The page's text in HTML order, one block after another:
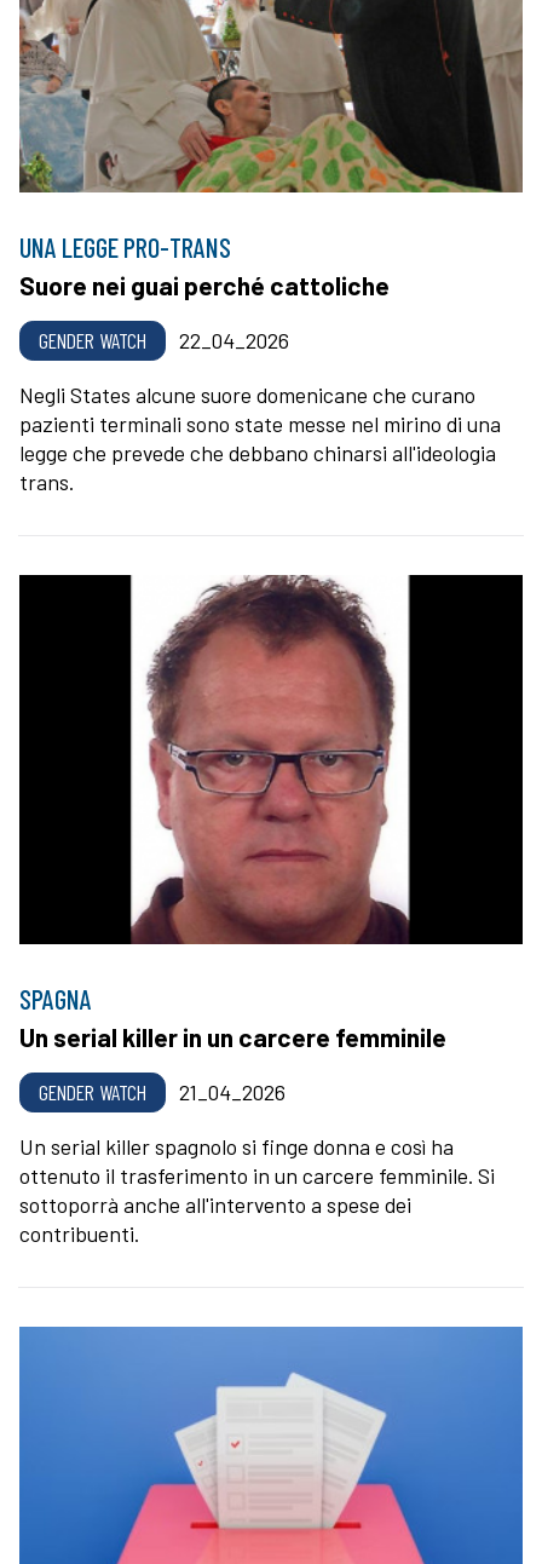
UNA LEGGE PRO-TRANS
Suore nei guai perché cattoliche
GENDER WATCH 22_04_2026
Negli States alcune suore domenicane che curano
pazienti terminali sono state messe nel mirino di una
legge che prevede che debbano chinarsi all'ideologia
trans.
SPAGNA
Un serial killer in un carcere femminile
GENDER WATCH 21_04_2026
Un serial killer spagnolo si finge donna e così ha
ottenuto il trasferimento in un carcere femminile. Si
sottoporrà anche all'intervento a spese dei
contribuenti.